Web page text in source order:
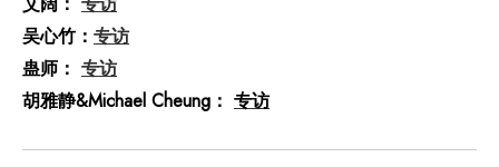
吴心竹： 专访
蛊师： 专访
胡雅静&Michael Cheung： 专访